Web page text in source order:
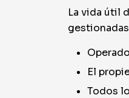
La vida útil
El
Todos